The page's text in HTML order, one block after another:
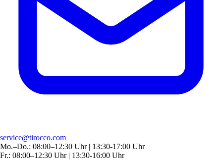
service@tirocco.com
Mo.–Do.: 08:00–12:30 Uhr | 13:30-17:00 Uhr
Fr.: 08:00–12:30 Uhr | 13:30-16:00 Uhr